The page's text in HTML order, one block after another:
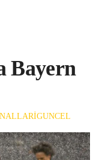
Bayern